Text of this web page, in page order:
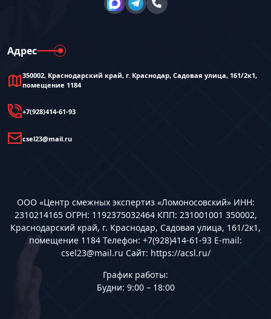
Адрес
350002, Краснодарский край, г. Краснодар, Садовая улица, 161/2к1,
помещение 1184
+7(928)414-61-93
csel23@mail.ru
ООО «Центр смежных экспертиз «Ломоносовский» ИНН:
2310214165 ОГРН: 1192375032464 КПП: 231001001 350002,
Краснодарский край, г. Краснодар, Садовая улица, 161/2к1,
помещение 1184 Телефон: +7(928)414-61-93 E-mail:
csel23@mail.ru Сайт: https://acsl.ru/
График работы:
Будни: 9:00 – 18:00